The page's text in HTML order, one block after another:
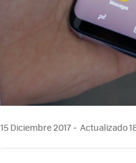
15 Diciembre 2017 Actualizado